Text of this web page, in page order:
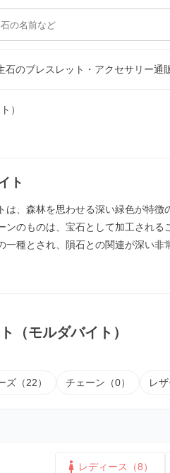
のブレスレット・アクセサリー通
）
ト
は、森林を思わせる深い緑色が特徴
ンのものは、宝石として加工される
一種とされ、隕石との関連が深い非
（モルダバイト）
ズ（22） チェーン（0） レ
レディース（8）